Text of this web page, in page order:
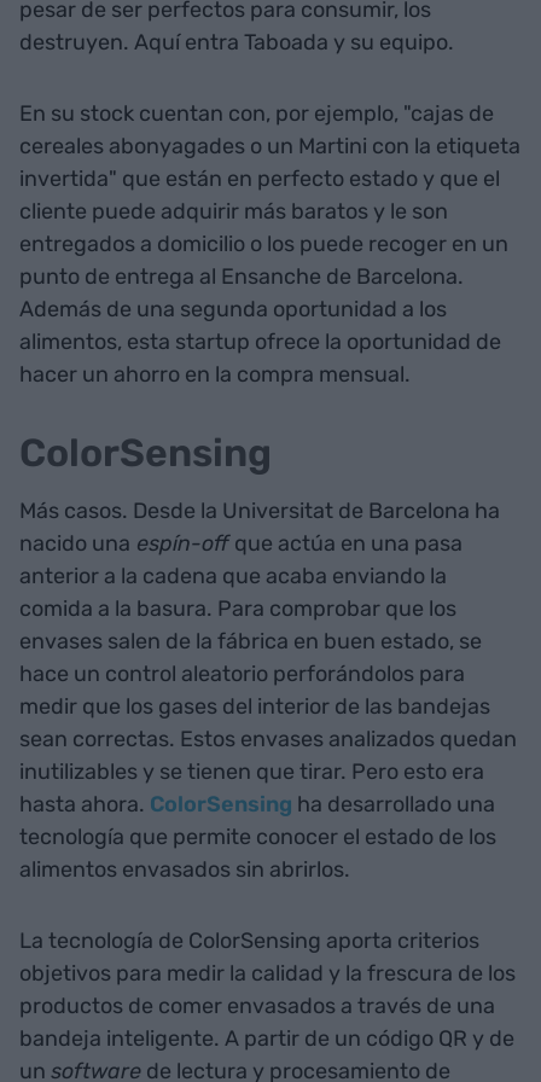
pesar de ser perfectos para consumir, los
destruyen. Aquí entra Taboada y su equipo.
En su stock cuentan con, por ejemplo, "cajas de
cereales abonyagades o un Martini con la etiqueta
invertida" que están en perfecto estado y que el
cliente puede adquirir más baratos y le son
entregados a domicilio o los puede recoger en un
punto de entrega al Ensanche de Barcelona.
Además de una segunda oportunidad a los
alimentos, esta startup ofrece la oportunidad de
hacer un ahorro en la compra mensual.
ColorSensing
Más casos. Desde la Universitat de Barcelona ha
nacido una espín-offque actúa en una pasa
anterior a la cadena que acaba enviando la
comida a la basura. Para comprobar que los
envases salen de la fábrica en buen estado, se
hace un control aleatorio perforándolos para
medir que los gases del interior de las bandejas
sean correctas. Estos envases analizados quedan
inutilizables y se tienen que tirar. Pero esto era
hasta ahora. ColorSensing ha desarrollado una
tecnología que permite conocer el estado de los
alimentos envasados sin abrirlos.
La tecnología de ColorSensing aporta criterios
objetivos para medir la calidad y la frescura de los
productos de comer envasados a través de una
bandeja inteligente. A partir de un código QR y de
un software de lectura y procesamiento de